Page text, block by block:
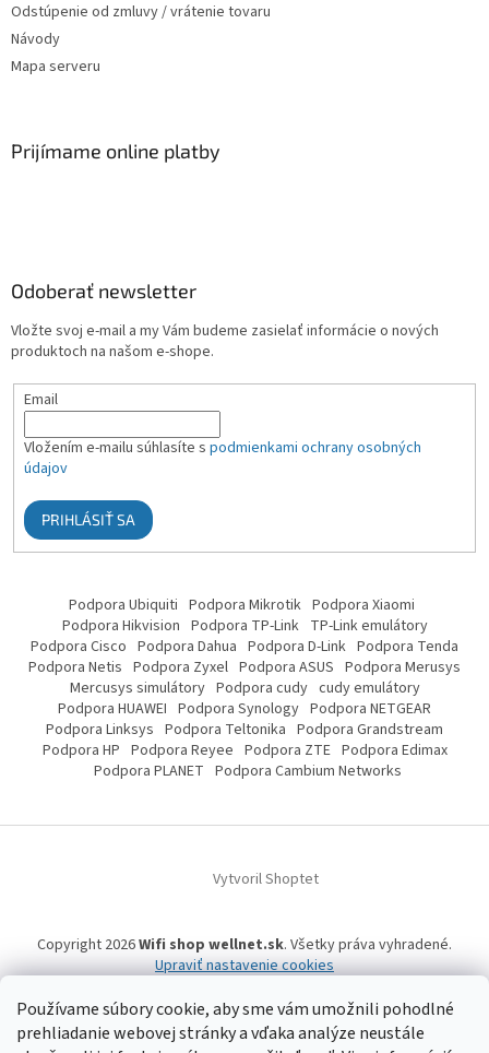
Používame súbory cookie, aby sme vám umožnili pohodlné
prehliadanie webovej stránky a vďaka analýze neustále
Odstúpenie od zmluvy / vrátenie tovaru
Návody
Mapa serveru
Prijímame online platby
Odoberať newsletter
Vložte svoj e-mail a my Vám budeme zasielať informácie o nových
produktoch na našom e-shope.
Email
Vložením e-mailu súhlasíte s podmienkami ochrany osobných
údajov
PRIHLÁSIŤ SA
Podpora Ubiquiti Podpora Mikrotik Podpora Xiaomi
Podpora Hikvision Podpora TP-Link TP-Link emulátory
Podpora Cisco Podpora Dahua Podpora D-Link Podpora Tenda
Podpora Netis Podpora Zyxel Podpora ASUS Podpora Merusys
Mercusys simulátory Podpora cudy cudy emulátory
Podpora HUAWEI Podpora Synology Podpora NETGEAR
Podpora Linksys Podpora Teltonika Podpora Grandstream
Podpora HP Podpora Reyee Podpora ZTE Podpora Edimax
Podpora PLANET Podpora Cambium Networks
Vytvoril Shoptet
Copyright 2026Wifi shop wellnet.sk. Všetky práva vyhradené.
Upraviť nastavenie cookies
Wifi shop wellnet.sk prevádzkuje spoločnosť WELLNET, s.r.o.,IČO: 36484610,